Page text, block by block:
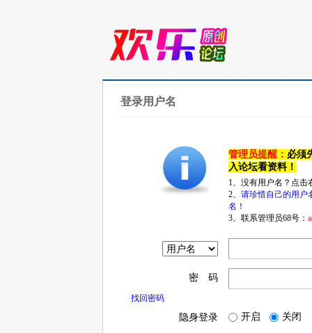
登录用户名
管理员提醒： 必须
入论坛看资料！
1、没有用户名？点
2、 请珍惜自己的用户
名！
3、联系管理员68号：
密 码
找回密码
隐身登录 开启 关闭